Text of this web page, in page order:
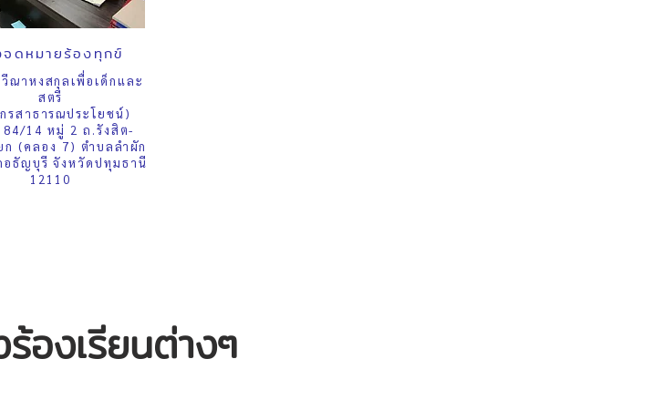
ดหมายร้องทุกข์
ณาหงสกุลเพื่อเด็กและ
สตรี
รสาธารณประโยชน์)
84/14 หมู่ 2 ถ.รังสิต-
ก (คลอง 7) ตำบลลำผัก
อธัญบุรี จังหวัดปทุมธานี
12110
องเรียนต่างๆ